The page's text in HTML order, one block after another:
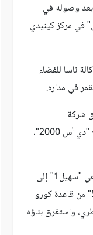
إلى الفضاء، بعد وصوله في
في مركز كينيدي
ناسا للفضاء
في مداره.
تم عن طريق شركة
ميتسوبيشي إلكتريك (ميلكو)، وهو من نوع "دي أس 2000"،
وكانت قطر أطلقت عام 2013 قمرها الصناعي "سهيل1" إلى
الفضاء على متن الصاروخ الأوروبي "آريان 5" من قاعدة كورو
واستغرق بناؤه